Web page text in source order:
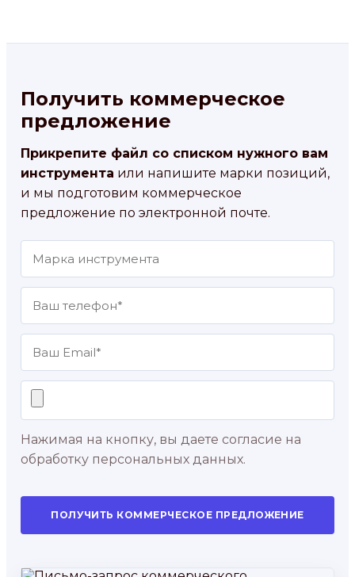
Получить коммерческое
предложение
Прикрепите файл со списком нужного вам
инструмента или напишите марки позиций,
и мы подготовим коммерческое
предложение по электронной почте.
Нажимая на кнопку, вы даете согласие на
обработку персональных данных.
ПОЛУЧИТЬ КОММЕРЧЕСКОЕ ПРЕДЛОЖЕНИЕ